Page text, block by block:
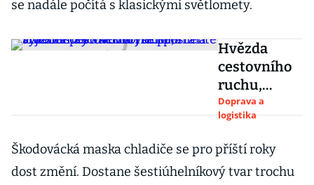
se nadále počítá s klasickými světlomety.
Hvězda
cestovního
ruchu,
autobus
Škoda RTO,
se přestala
vyrábět před
40 lety.
Doprava a
logistika
Škodovácká maska chladiče se pro příští roky
dost změní. Dostane šestiúhelníkový tvar trochu